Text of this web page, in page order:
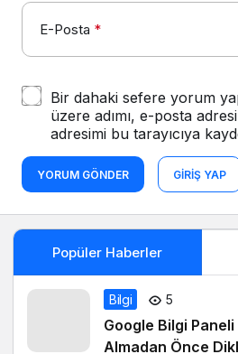
E-Posta *
Bir dahaki sefere yorum
üzere adımı, e-posta
adresimi bu tarayıcıya
YORUM GÖNDER GIRIŞ YAP
Popüler Haberler
Bilgi 5
Google Bilgi
Almadan Önce